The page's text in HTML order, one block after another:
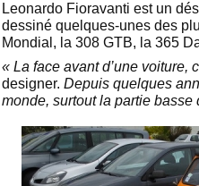
Leonardo Fioravanti est un
dessiné quelques-unes des
Mondial, la 308 GTB, la 365
« La face avant d’une voiture,
designer. Depuis quelques
monde, surtout la partie basse